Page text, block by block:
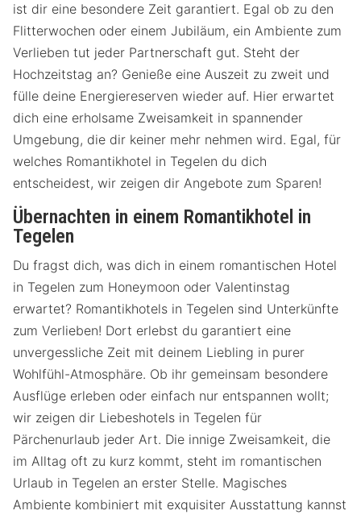
ist dir eine besondere Zeit garantiert. Egal ob zu den
Flitterwochen oder einem Jubiläum, ein Ambiente zum
Verlieben tut jeder Partnerschaft gut. Steht der
Hochzeitstag an? Genieße eine Auszeit zu zweit und
fülle deine Energiereserven wieder auf. Hier erwartet
dich eine erholsame Zweisamkeit in spannender
Umgebung, die dir keiner mehr nehmen wird. Egal, für
welches Romantikhotel in Tegelen du dich
entscheidest, wir zeigen dir Angebote zum Sparen!
Übernachten in einem Romantikhotel in
Tegelen
Du fragst dich, was dich in einem romantischen Hotel
in Tegelen zum Honeymoon oder Valentinstag
erwartet? Romantikhotels in Tegelen sind Unterkünfte
zum Verlieben! Dort erlebst du garantiert eine
unvergessliche Zeit mit deinem Liebling in purer
Wohlfühl-Atmosphäre. Ob ihr gemeinsam besondere
Ausflüge erleben oder einfach nur entspannen wollt;
wir zeigen dir Liebeshotels in Tegelen für
Pärchenurlaub jeder Art. Die innige Zweisamkeit, die
im Alltag oft zu kurz kommt, steht im romantischen
Urlaub in Tegelen an erster Stelle. Magisches
Ambiente kombiniert mit exquisiter Ausstattung kannst